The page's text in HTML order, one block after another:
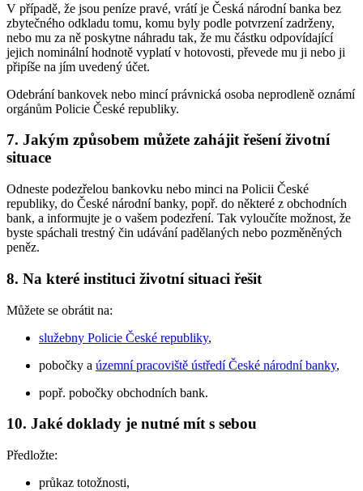
V případě, že jsou peníze pravé, vrátí je Česká národní banka bez
zbytečného odkladu tomu, komu byly podle potvrzení zadrženy,
nebo mu za ně poskytne náhradu tak, že mu částku odpovídající
jejich nominální hodnotě vyplatí v hotovosti, převede mu ji nebo ji
připíše na jím uvedený účet.
Odebrání bankovek nebo mincí právnická osoba neprodleně oznámí
orgánům Policie České republiky.
7. Jakým způsobem můžete zahájit řešení životní
situace
Odneste podezřelou bankovku nebo minci na Policii České
republiky, do České národní banky, popř. do některé z obchodních
bank, a informujte je o vašem podezření. Tak vyloučíte možnost, že
byste spáchali trestný čin udávání padělaných nebo pozměněných
peněz.
8. Na které instituci životní situaci řešit
Můžete se obrátit na:
služebny Policie České republiky,
pobočky a územní pracoviště ústředí České národní banky,
popř. pobočky obchodních bank.
10. Jaké doklady je nutné mít s sebou
Předložte:
průkaz totožnosti,